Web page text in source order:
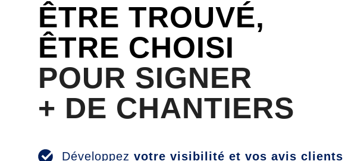
ÊTRE TROUVÉ,
ÊTRE CHOISI
POUR SIGNER
+ DE CHANTIERS
Développezvotre visibilité et vos avis clients